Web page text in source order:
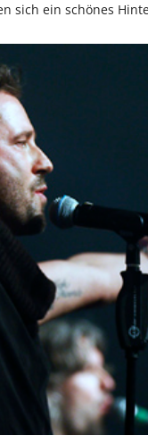
sich ein schönes